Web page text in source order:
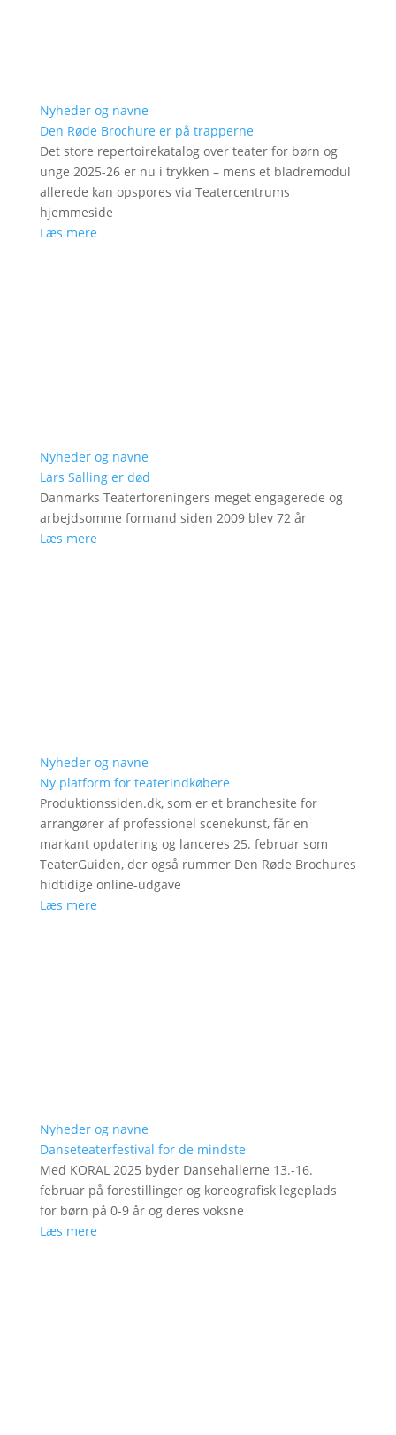
Nyheder og navne
Den Røde Brochure er på trapperne
Det store repertoirekatalog over teater for børn og
unge 2025-26 er nu i trykken – mens et bladremodul
allerede kan opspores via Teatercentrums
hjemmeside
Læs mere
Nyheder og navne
Lars Salling er død
Danmarks Teaterforeningers meget engagerede og
arbejdsomme formand siden 2009 blev 72 år
Læs mere
Nyheder og navne
Ny platform for teaterindkøbere
Produktionssiden.dk, som er et branchesite for
arrangører af professionel scenekunst, får en
markant opdatering og lanceres 25. februar som
TeaterGuiden, der også rummer Den Røde Brochures
hidtidige online-udgave
Læs mere
Nyheder og navne
Danseteaterfestival for de mindste
Med KORAL 2025 byder Dansehallerne 13.-16.
februar på forestillinger og koreografisk legeplads
for børn på 0-9 år og deres voksne
Læs mere